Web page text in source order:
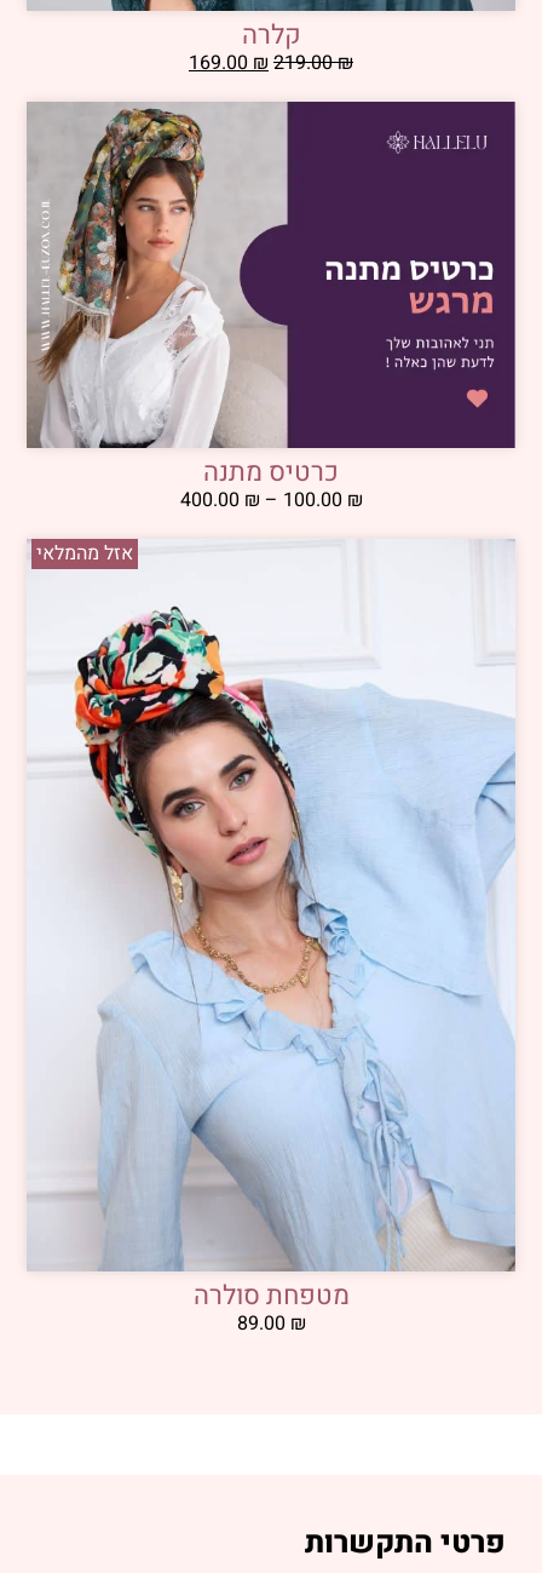
קלרה
219.00₪
169.00₪
כרטיס מתנה
100.00 ₪
–
400.00 ₪
אזל מהמלאי
מטפחת סולרה
89.00 ₪
פרטי התקשרות